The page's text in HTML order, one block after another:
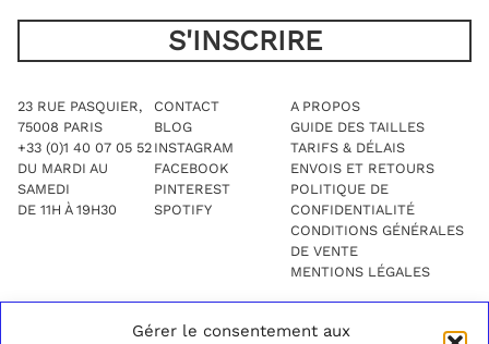
Gérer le consentement aux
23 RUE PASQUIER,
75008 PARIS
+33 (0)1 40 07 05 52
DU MARDI AU
SAMEDI
DE 11H À 19H30
CONTACT
BLOG
INSTAGRAM
FACEBOOK
PINTEREST
SPOTIFY
A PROPOS
GUIDE DES TAILLES
TARIFS & DÉLAIS
ENVOIS ET RETOURS
POLITIQUE DE
CONFIDENTIALITÉ
CONDITIONS GÉNÉRALES
DE VENTE
MENTIONS LÉGALES